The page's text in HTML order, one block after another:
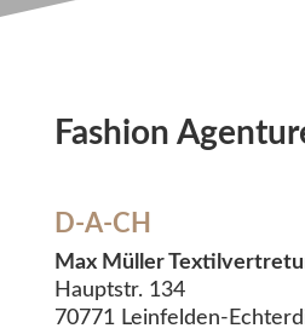
Fashion
D-A-CH
Max Müller
Hauptstr. 134
70771 Leinfelden-